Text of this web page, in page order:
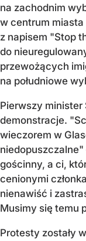
na zachodnim
w centrum miasta
z napisem "Stop
do
przewożących
na południowe
Pierwszy minister
demonstracje.
wieczorem w
niedopuszczalne"
gościnny, a ci,
cenionymi
nienawiść i
Musimy się temu
Protesty zostały